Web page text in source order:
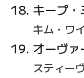
キープ
キム・ワ
オーヴァ
スティー